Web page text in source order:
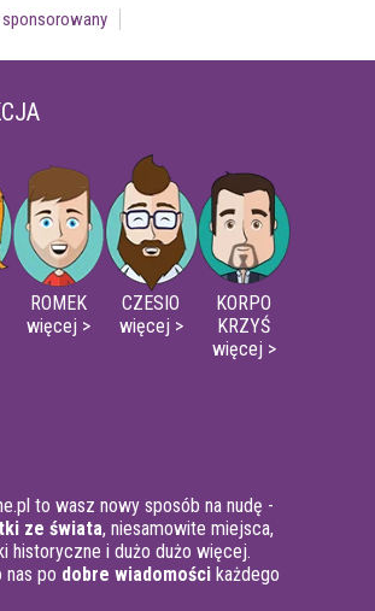
ROMEK
więcej >
CZESIO
więcej >
KORPO
KRZYŚ
więcej >
to wasz nowy sposób na nudę -
ze świata, niesamowite miejsca,
historyczne i dużo dużo więcej.
nas po dobre wiadomości każdego